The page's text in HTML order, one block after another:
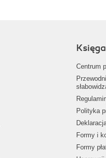
Centrum
Polityka
Formy i
Formy